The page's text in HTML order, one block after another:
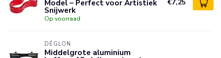
Model – Perfect voor Artistiek
Snijwerk
Op voorraad
€7,25
DÉGLON
Middelgrote aluminium